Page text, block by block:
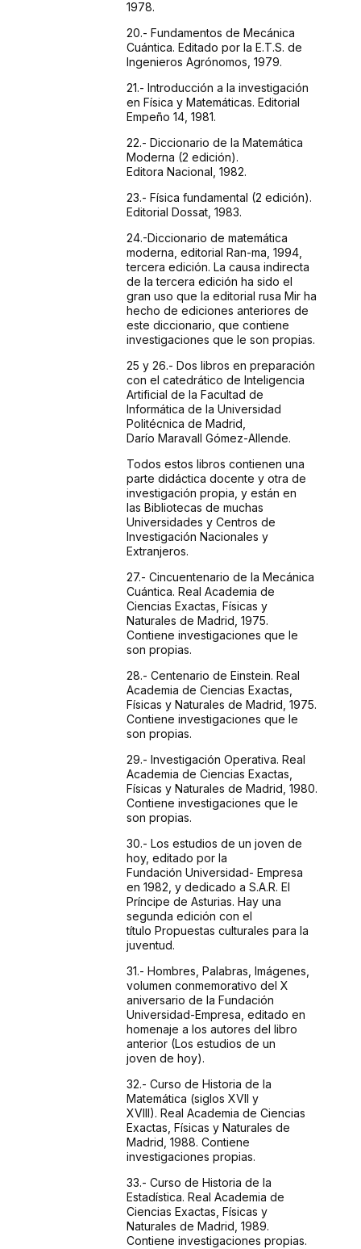
1978.
20.- Fundamentos de Mecánica
Cuántica. Editado por la E.T.S. de
Ingenieros Agrónomos, 1979.
21.- Introducción a la investigación
en Física y Matemáticas. Editorial
Empeño 14, 1981.
22.- Diccionario de la Matemática
Moderna (2 edición).
Editora Nacional, 1982.
23.- Física fundamental (2 edición).
Editorial Dossat, 1983.
24.-Diccionario de matemática
moderna, editorial Ran-ma, 1994,
tercera edición. La causa indirecta
de la tercera edición ha sido el
gran uso que la editorial rusa Mir ha
hecho de ediciones anteriores de
este diccionario, que contiene
investigaciones que le son propias.
25 y 26.- Dos libros en preparación
con el catedrático de Inteligencia
Artificial de la Facultad de
Informática de la Universidad
Politécnica de Madrid,
Darío Maravall Gómez-Allende.
Todos estos libros contienen una
parte didáctica docente y otra de
investigación propia, y están en
las Bibliotecas de muchas
Universidades y Centros de
Investigación Nacionales y
Extranjeros.
27.- Cincuentenario de la Mecánica
Cuántica. Real Academia de
Ciencias Exactas, Físicas y
Naturales de Madrid, 1975.
Contiene investigaciones que le
son propias.
28.- Centenario de Einstein. Real
Academia de Ciencias Exactas,
Físicas y Naturales de Madrid, 1975.
Contiene investigaciones que le
son propias.
29.- Investigación Operativa. Real
Academia de Ciencias Exactas,
Físicas y Naturales de Madrid, 1980.
Contiene investigaciones que le
son propias.
30.- Los estudios de un joven de
hoy, editado por la
Fundación Universidad- Empresa
en 1982, y dedicado a S.A.R. El
Príncipe de Asturias. Hay una
segunda edición con el
título Propuestas culturales para la
juventud.
31.- Hombres, Palabras, Imágenes,
volumen conmemorativo del X
aniversario de la Fundación
Universidad-Empresa, editado en
homenaje a los autores del libro
anterior (Los estudios de un
joven de hoy).
32.- Curso de Historia de la
Matemática (siglos XVII y
XVIII). Real Academia de Ciencias
Exactas, Físicas y Naturales de
Madrid, 1988. Contiene
investigaciones propias.
33.- Curso de Historia de la
Estadística. Real Academia de
Ciencias Exactas, Físicas y
Naturales de Madrid, 1989.
Contiene investigaciones propias.